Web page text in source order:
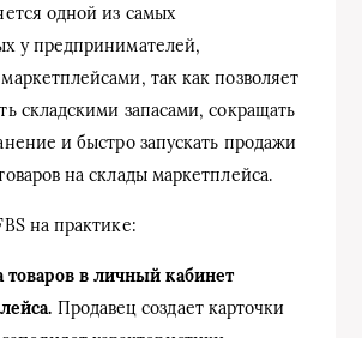
одной из самых
у предпринимателей,
так как позволяет
складскими запасами, сокращать
и быстро запускать продажи
на склады маркетплейса.
на практике:
товаров в личный кабинет
Продавец создает карточки